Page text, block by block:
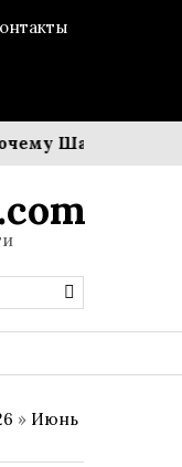
Шарлиз Терон
.com
» Июнь